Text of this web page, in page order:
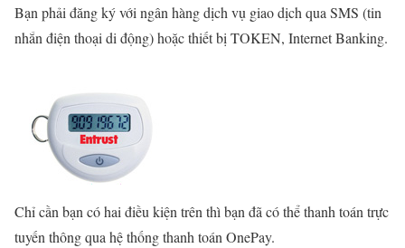
Bạn phải đăng ký với ngân hàng dịch vụ giao dịch qua SMS (tin
nhắn điện thoại di động) hoặc thiết bị TOKEN, Internet Banking.
Chỉ cần bạn có hai điều kiện trên thì bạn đã có thể thanh toán trực
tuyến thông qua hệ thống thanh toán OnePay.